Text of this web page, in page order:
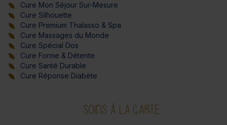
Cure Mon Séjour Sur-Mesure
Cure Silhouette
Cure Premium Thalasso & Spa
Cure Massages du Monde
Cure Spécial Dos
Cure Forme & Détente
Cure Santé Durable
Cure Réponse Diabète
SOINS À LA CARTE